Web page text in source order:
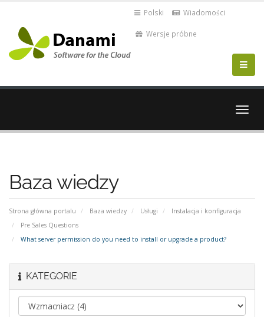
Polski Wiadomości
Wersje próbne
Baza wiedzy
Strona główna portalu Baza wiedzy Usługi
Instalacja i konfiguracja
Pre Sales Questions
What server permission do you need to install or upgrade a product?
KATEGORIE